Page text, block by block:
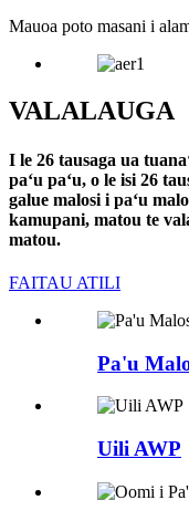
Mauoa poto masani i
VALALAUGA
I le 26 tausaga ua
paʻu paʻu, o le isi 26
galue malosi i paʻu
kamupani, matou te
matou.
FAITAU ATILI
Pa'u
Uili AWP